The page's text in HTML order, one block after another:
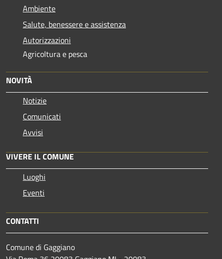
Ambiente
Salute, benessere e assistenza
Autorizzazioni
Agricoltura e pesca
NOVITÀ
Notizie
Comunicati
Avvisi
VIVERE IL COMUNE
Luoghi
Eventi
CONTATTI
Comune di Gaggiano